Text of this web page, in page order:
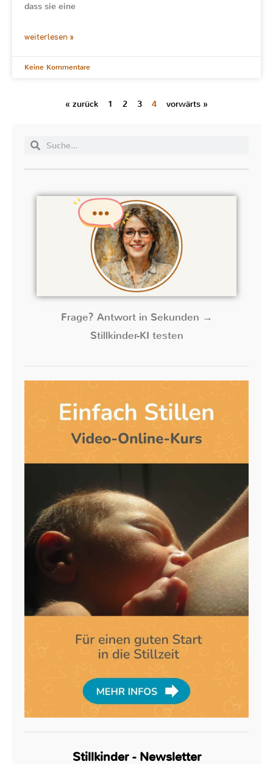
dass sie eine
weiterlesen »
Keine Kommentare
« zurück 1 2 3 4 vorwärts »
Frage? Antwort in Sekunden →
Stillkinder-KI testen
Stillkinder - Newsletter